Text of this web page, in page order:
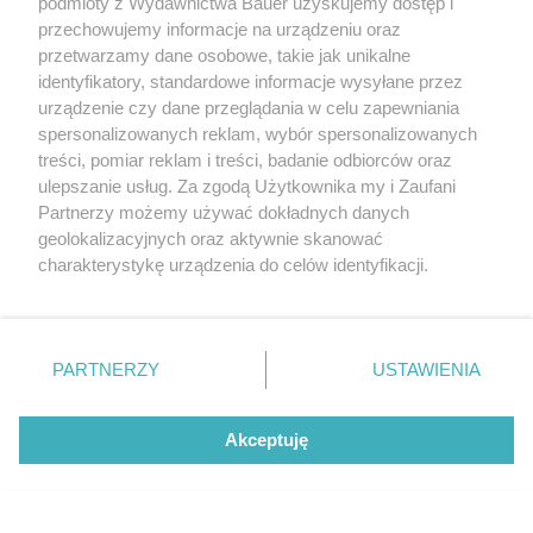
Zajęcie miejsca w Korando teleportuje kierowcę o dobrych kilka
lat wstecz, do świata starszych azjatyckich aut, z ich
przechowujemy informacje na urządzeniu oraz
przetwarzamy dane osobowe, takie jak unikalne
identyfikatory, standardowe informacje wysyłane przez
urządzenie czy dane przeglądania w celu zapewniania
spersonalizowanych reklam, wybór spersonalizowanych
treści, pomiar reklam i treści, badanie odbiorców oraz
ulepszanie usług. Za zgodą Użytkownika my i Zaufani
Partnerzy możemy używać dokładnych danych
geolokalizacyjnych oraz aktywnie skanować
charakterystykę urządzenia do celów identyfikacji.
zmienić/wycofać klikając przycisk ustawień prywatności
znajdujący się w lewym dolnym rogu strony
rodzaje przetwarzania danych nie wymagają zgody
użytkownika, ale masz prawo sprzeciwić się takiemu
PARTNERZY USTAWIENIA
Akceptuję